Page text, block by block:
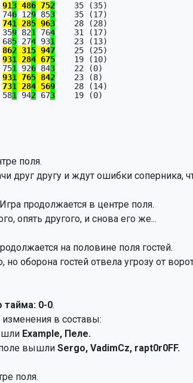
913 486 752
    35 (35)
6 129 853
    35 (17)
741 285 963
    28 (28)
9 821 764
    31 (17)
5 274 931
    23 (13)
862 315 947
    25 (25)
931 284 675
    19 (10)
1 926 843
    22 (0)
931 765 842
    23 (8)
731 284 569
    28 (14)
1 942 673
    19 (0)
поля.
друг другу и ждут ошибки соперника,
продолжается в центре поля.
опять другого, и снова его же...
на половине поля гостей.
оборона гостей отвела угрозу от
тайма: 0-0.
в составы:
Example, Пеле.
вышли Sergo, VadimCz, rapt0r0FF.
поля.